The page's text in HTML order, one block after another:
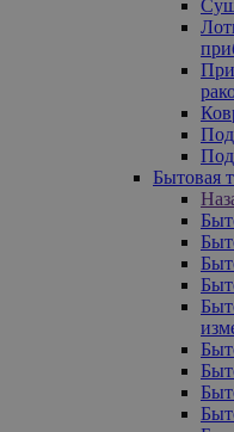
Бытовая